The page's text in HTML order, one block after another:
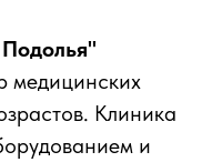
медицинских
Клиника
и